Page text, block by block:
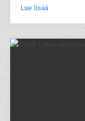
Lue lisää